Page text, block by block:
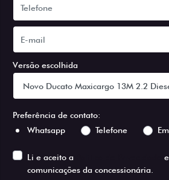
Versão escolhida
Preferência de contato:
Whatsapp
Telefone
Li e aceito a
comunicações da concessionária.